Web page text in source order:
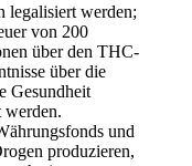
legalisiert werden;
von 200
über den THC-
über die
Gesundheit
werden.
und
produzieren,